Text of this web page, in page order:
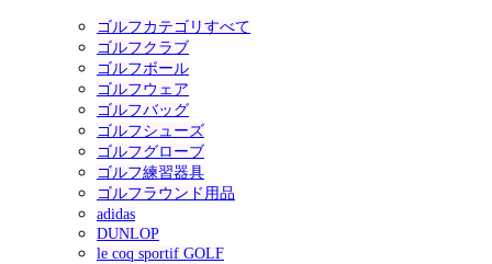
ゴルフカテゴリすべて
ゴルフクラブ
ゴルフボール
ゴルフウェア
ゴルフバッグ
ゴルフシューズ
ゴルフグローブ
ゴルフ練習器具
ゴルフラウンド用品
adidas
DUNLOP
le coq sportif GOLF